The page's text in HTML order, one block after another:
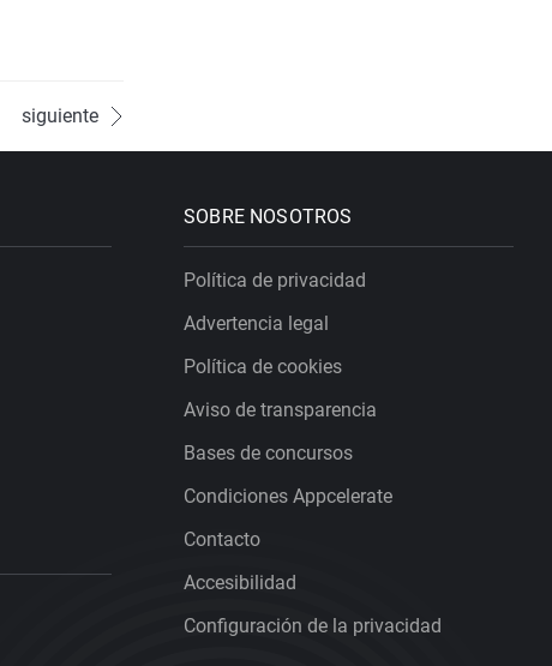
siguiente
SOBRE NOSOTROS
Política de privacidad
Advertencia legal
Política de cookies
Aviso de transparencia
Bases de concursos
Condiciones Appcelerate
Contacto
Accesibilidad
Configuración de la privacidad